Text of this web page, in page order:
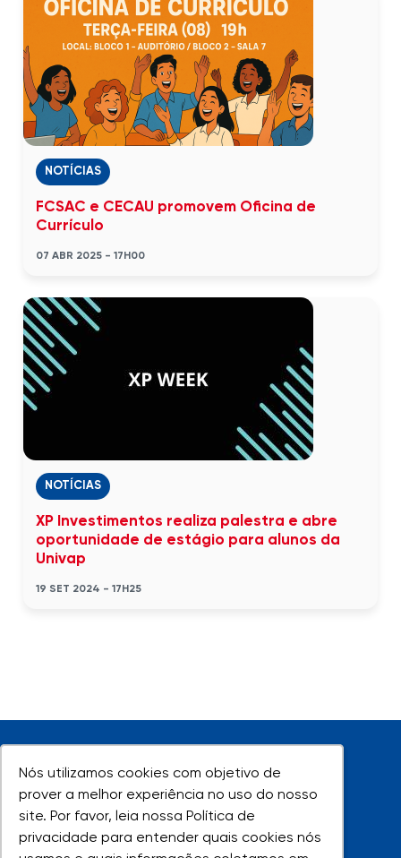
Nós utilizamos cookies com objetivo de
prover a melhor experiência no uso do nosso
site. Por favor, leia nossa Política de
privacidade para entender quais cookies nós
Nós utilizamos cookies com objetivo de
prover a melhor experiência no uso do nosso
site. Por favor, leia nossa Política de
privacidade para entender quais cookies nós
NOTÍCIAS
FCSAC e CECAU promovem Oficina de
Currículo
07 ABR 2025 - 17H00
NOTÍCIAS
XP Investimentos realiza palestra e abre
oportunidade de estágio para alunos da
Univap
19 SET 2024 - 17H25
UNIVAP - Todos os direitos reservados